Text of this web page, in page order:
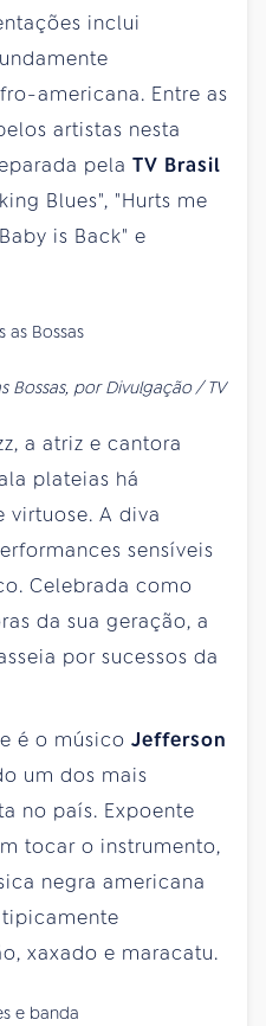
inclui
americana. Entre as
artistas nesta
pela TV Brasil
Blues", "Hurts me
is Back" e
Bossas, por Divulgação / TV
a atriz e cantora
plateias há
virtuose. A diva
sensíveis
Celebrada como
da sua geração, a
por sucessos da
é o músico Jefferson
um dos mais
no país. Expoente
tocar o instrumento,
negra americana
xaxado e maracatu.